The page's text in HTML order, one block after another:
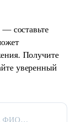
— составьте
Получите
уверенный
ФИО…